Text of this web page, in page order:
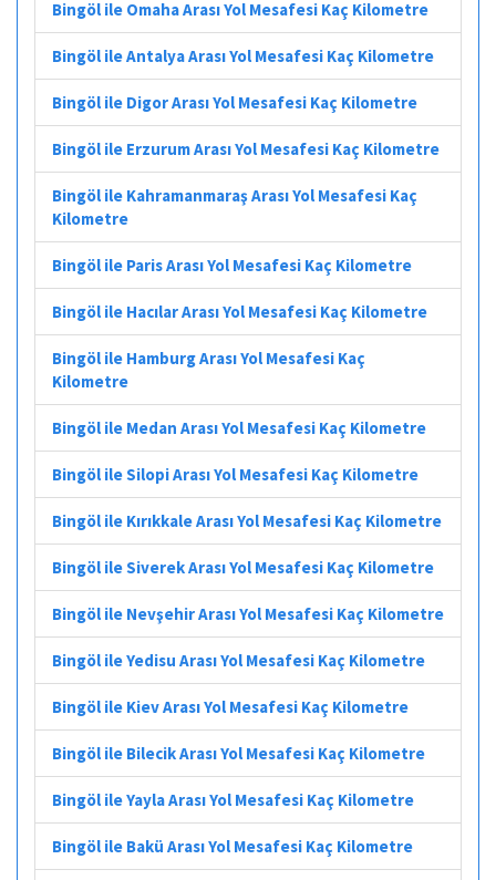
Bingöl ile Omaha Arası Yol Mesafesi Kaç Kilometre
Bingöl ile Antalya Arası Yol Mesafesi Kaç Kilometre
Bingöl ile Digor Arası Yol Mesafesi Kaç Kilometre
Bingöl ile Erzurum Arası Yol Mesafesi Kaç Kilometre
Bingöl ile Kahramanmaraş Arası Yol Mesafesi Kaç
Kilometre
Bingöl ile Paris Arası Yol Mesafesi Kaç Kilometre
Bingöl ile Hacılar Arası Yol Mesafesi Kaç Kilometre
Bingöl ile Hamburg Arası Yol Mesafesi Kaç
Kilometre
Bingöl ile Medan Arası Yol Mesafesi Kaç Kilometre
Bingöl ile Silopi Arası Yol Mesafesi Kaç Kilometre
Bingöl ile Kırıkkale Arası Yol Mesafesi Kaç Kilometre
Bingöl ile Siverek Arası Yol Mesafesi Kaç Kilometre
Bingöl ile Nevşehir Arası Yol Mesafesi Kaç Kilometre
Bingöl ile Yedisu Arası Yol Mesafesi Kaç Kilometre
Bingöl ile Kiev Arası Yol Mesafesi Kaç Kilometre
Bingöl ile Bilecik Arası Yol Mesafesi Kaç Kilometre
Bingöl ile Yayla Arası Yol Mesafesi Kaç Kilometre
Bingöl ile Bakü Arası Yol Mesafesi Kaç Kilometre